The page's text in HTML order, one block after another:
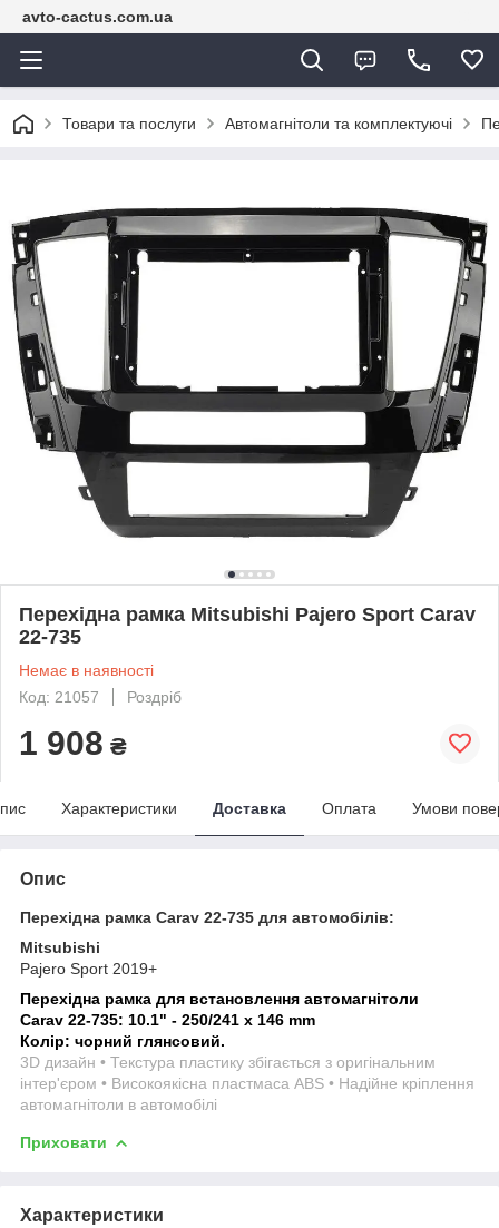
avto-cactus.com.ua
Товари та послуги Автомагнітоли та комплектуючі
Перехідна рамка Mitsubishi Pajero Sport Carav
22-735
Немає в наявності
Код: 21057
Роздріб
1 908 ₴
Характеристики Доставка Оплата Умови
Опис
Перехідна рамка Carav 22-735 для автомобілів:
Mitsubishi
Pajero Sport 2019+
Перехідна рамка для встановлення автомагнітоли
Carav 22-735: 10.1" - 250/241 x 146 mm
Колір: чорний глянсовий.
3D дизайн • Текстура пластику збігається з оригінальним
інтер'єром • Високоякісна пластмаса ABS • Надійне кріплення
автомагнітоли в автомобілі
Приховати
Характеристики